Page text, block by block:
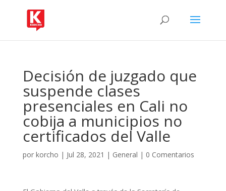
Decisión de juzgado que
suspende clases
presenciales en Cali no
cobija a municipios no
certificados del Valle
por korcho | Jul 28, 2021 | General | 0 Comentarios